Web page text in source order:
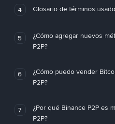
4 Glosario de términos
5
¿Cómo agregar nuevos
P2P?
6
¿Cómo puedo vender
P2P?
7
¿Por qué Binance P2P es
P2P?